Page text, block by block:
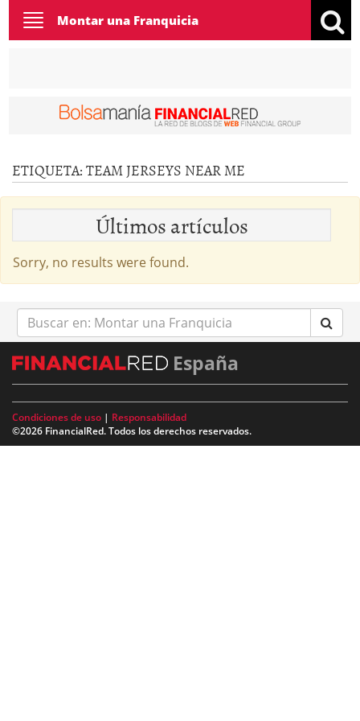
Toggle
navigation
Montar una Franquicia
ETIQUETA:TEAM JERSEYS NEAR ME
Últimos artículos
Sorry, no results were found.
Buscar
en:
España
Condiciones de uso | Responsabilidad
©2026 FinancialRed. Todos los derechos reservados.